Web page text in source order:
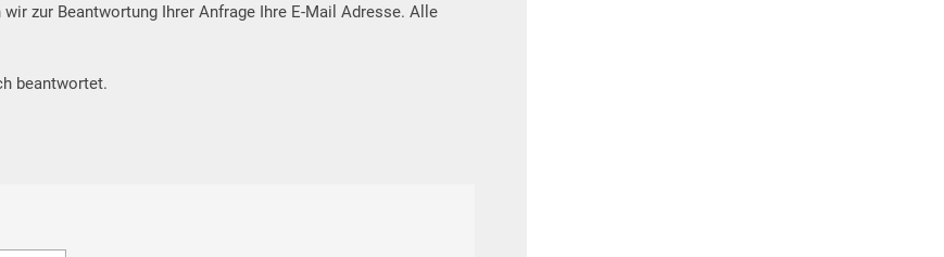
zur Beantwortung Ihrer Anfrage Ihre E-Mail Adresse. Alle
beantwortet.